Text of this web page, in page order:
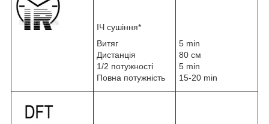
ІЧ сушіння*
Витяг
Дистанція
1/2 потужності
Повна потужність
5 min
80 см
5 min
15-20 min